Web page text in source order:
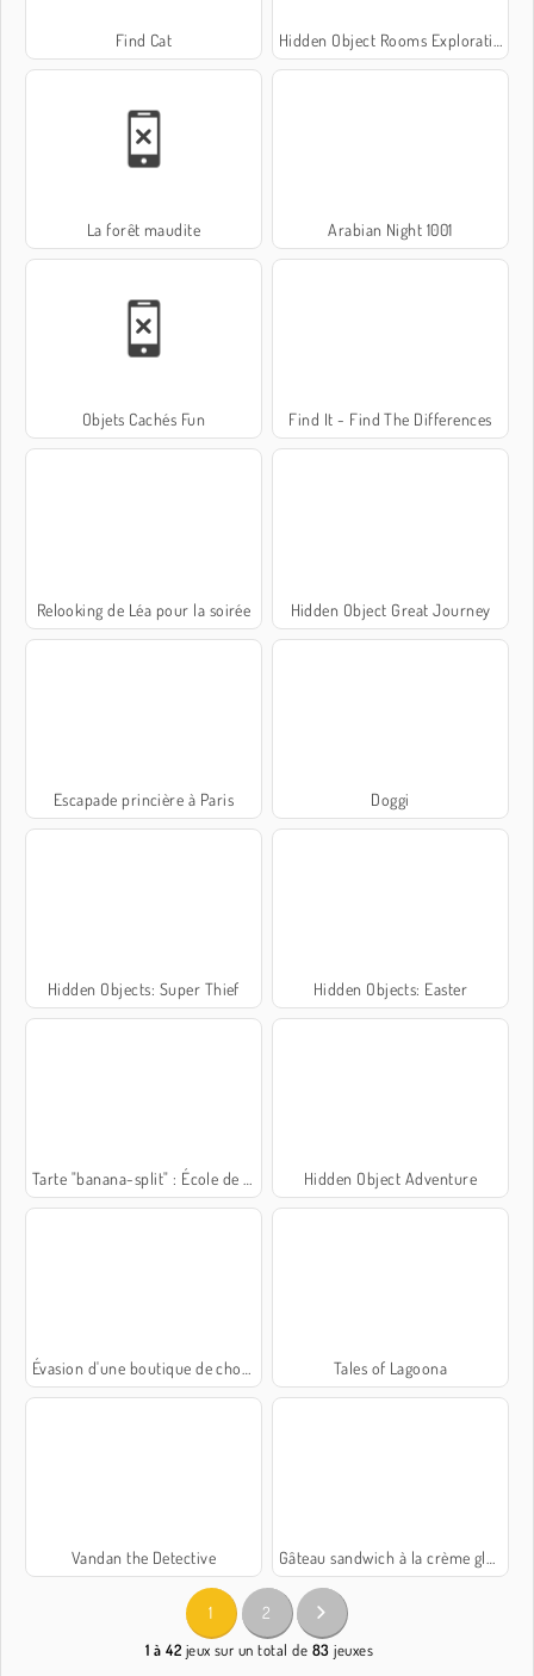
Find Cat Hidden Object Rooms Exploration
La forêt maudite Arabian Night 1001
Objets Cachés Fun Find It - Find The Differences
Relooking de Léa pour la soirée Hidden Object Great Journey
Escapade princière à Paris Doggi
Hidden Objects: Super Thief Hidden Objects: Easter
Tarte "banana-split" : École de Sara Hidden Object Adventure
Évasion d'une boutique de chocolats Tales of Lagoona
Vandan the Detective Gâteau sandwich à la crème glacée
1 2
1 à 42 jeux sur un total de 83 jeuxes